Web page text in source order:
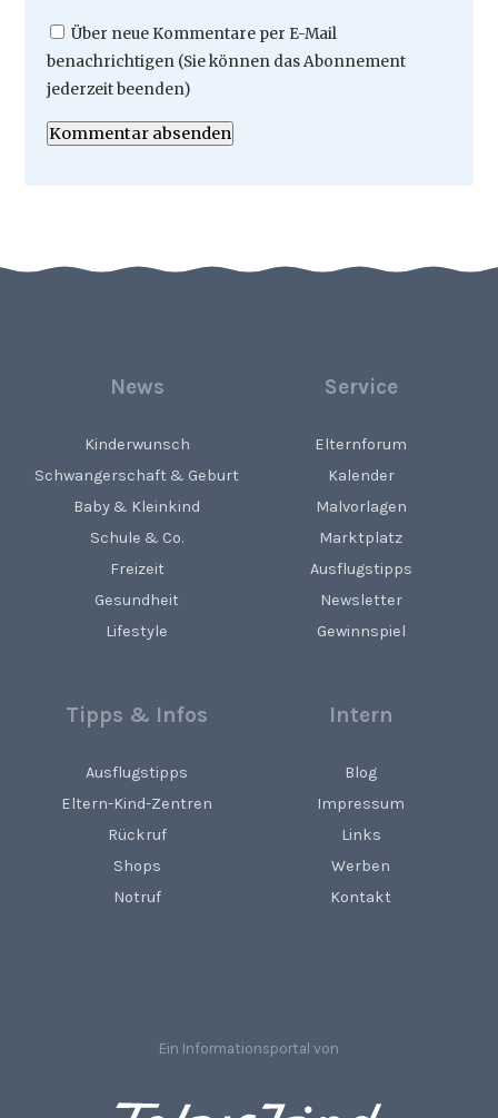
Über neue Kommentare per E-Mail
benachrichtigen (Sie können das Abonnement
jederzeit beenden)
Kommentar absenden
News
Kinderwunsch
Schwangerschaft & Geburt
Baby & Kleinkind
Schule & Co.
Freizeit
Gesundheit
Lifestyle
Service
Elternforum
Kalender
Malvorlagen
Marktplatz
Ausflugstipps
Newsletter
Gewinnspiel
Tipps & Infos
Ausflugstipps
Eltern-Kind-Zentren
Rückruf
Shops
Notruf
Intern
Blog
Impressum
Links
Werben
Kontakt
Ein Informationsportal von